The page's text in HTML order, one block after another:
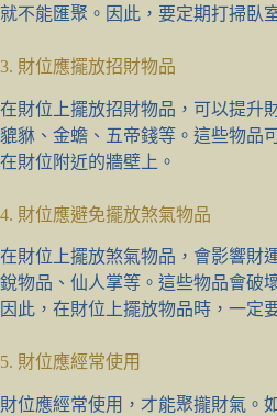
就不能匯聚。因此，要定期打掃臥
3. 財位應擺放招財物品
在財位上擺放招財物品，可以提升
貔貅、金蟾、五帝錢等。這些物品
在財位附近的牆壁上。
4. 財位應避免擺放煞氣物品
在財位上擺放煞氣物品，會影響財
銳物品、仙人掌等。這些物品會破
因此，在財位上擺放物品時，一定
5. 財位應經常使用
財位應經常使用，才能聚攏財氣。